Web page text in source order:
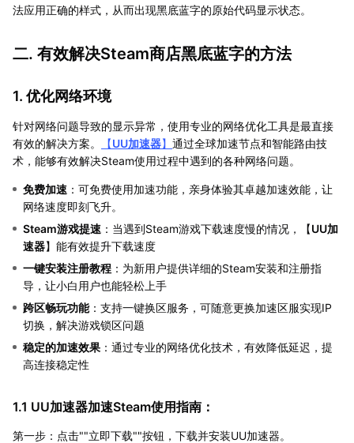
法应用正确的样式，从而出现黑底蓝字的原始代码显示状态。
二. 有效解决Steam商店黑底蓝字的方法
1. 优化网络环境
针对网络问题导致的显示异常，使用专业的网络优化工具是最直接
有效的解决方案。
【UU加速器】 通过全球加速节点和智能路由技
术，能够有效解决Steam使用过程中遇到的各种网络问题。
免费加速 ：可免费使用加速功能，亲身体验其卓越加速效能，让
网络速度即刻飞升。
Steam游戏提速 ：当遇到Steam游戏下载速度慢的情况，【UU加
速器】能有效提升下载速度
一键安装注册教程 ：为新用户提供详细的Steam安装和注册指
导，让小白用户也能轻松上手
跨区畅玩功能：支持一键换区服务，可随意更换加速区服实现IP
切换，解决游戏锁区问题
稳定的加速效果 ：通过专业的网络优化技术，有效降低延迟，提
高连接稳定性
1.1 UU加速器加速Steam使用指南：
第一步：点击""立即下载""按钮，下载并安装UU加速器。